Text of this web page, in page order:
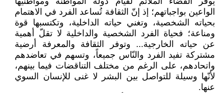
الواعين بواجباتهم؛ إذ إنّ الثقافة تُساعد الفرد في الاهتمام
بحياته الشخصية، وتغني حياته الداخلية، وتكتسبها قوة
ومناعة؛ فحياة الفرد الشخصية والداخلية لا تقلّ أهمية
عن حياته الخارجية... وتوفر الثقافة والمعرفة أرضية
مشتركة تفيد الفرد والنّاس جميعاً، وتسهم في تعاضدهم
واتحادهم، على الرغم من مختلف التناقضات فيما بينهم،
لأنّها وسيلة للتواصل بين البشر لا غنى للإنسان السوي
عنها.